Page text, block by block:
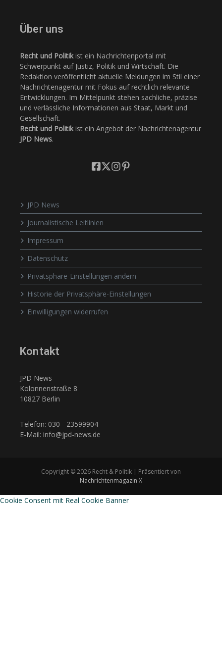
Über uns
Recht und Politikist ein Nachrichtenportal mit
Schwerpunkt auf Justiz, Politik und Wirtschaft. Die
Redaktion veröffentlicht aktuelle Meldungen im Stil einer
Nachrichtenagentur mit Fokus auf rechtlich relevante
Entwicklungen. Im Mittelpunkt stehen sachliche, präzise
und verlässliche Informationen aus Staat, Markt und
Gesellschaft.
Recht und Politikist ein Angebot der Nachrichtenagentur
JPD News.
JPD News
Journalistische Leitlinien
Impressum
Datenschutz
Privatsphäre-Einstellungen ändern
Historie der Privatsphäre-Einstellungen
Einwilligungen widerrufen
Kontakt
JPD News
Kolonnenstraße 8
10827 Berlin
Telefon: 030 - 23599904
E-Mail: info@jpd-news.de
Copyright © 2026 Recht & Politik | Präsentiert von
Nachrichtenmagazin X
Cookie Consent mit Real Cookie Banner